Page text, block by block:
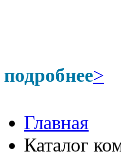
подробнее>
Главная
Каталог